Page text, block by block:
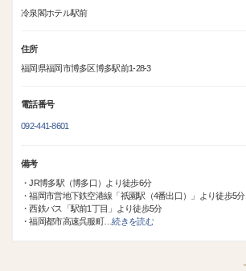
冷泉閣ホテル駅前
住所
福岡県福岡市博多区博多駅前1-28-3
電話番号
092-441-8601
備考
・JR博多駅（博多口）より徒歩6分
・福岡市営地下鉄空港線「祇園駅（4番出口）」より徒歩5分
・西鉄バス「駅前1丁目」より徒歩5分
・福岡都市高速呉服町
…続きを読む